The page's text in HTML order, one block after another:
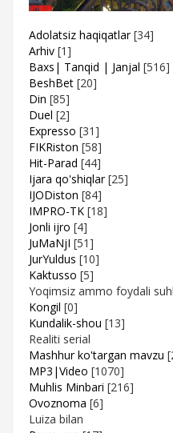
Adolatsiz haqiqatlar [34]
Arhiv [1]
Baxs| Tanqid | Janjal [516]
BeshBet [20]
Din [85]
Duel [2]
Expresso [31]
FIKRiston [58]
Hit-Parad [44]
Ijara qo'shiqlar [25]
IJODiston [84]
IMPRO-TK [18]
Jonli ijro [4]
JuMaNjI [51]
JurYuldus [10]
Kaktusso [5]
Yoqimsiz ammo foydali
Kongil [0]
Kundalik-shou [13]
Realiti serial
Mashhur ko'targan mavzu
MP3|Video [1070]
Muhlis Minbari [216]
Ovoznoma [6]
Luiza bilan